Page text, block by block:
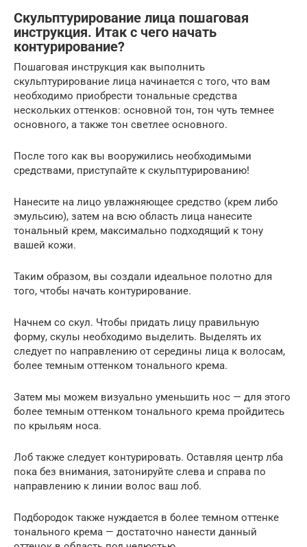
Скульптурирование лица пошаговая
инструкция. Итак с чего начать
контурирование?
Пошаговая инструкция как выполнить
скульптурирование лица начинается с того, что вам
необходимо приобрести тональные средства
нескольких оттенков: основной тон, тон чуть темнее
основного, а также тон светлее основного.
После того как вы вооружились необходимыми
средствами, приступайте к скульптурированию!
Нанесите на лицо увлажняющее средство (крем либо
эмульсию), затем на всю область лица нанесите
тональный крем, максимально подходящий к тону
вашей кожи.
Таким образом, вы создали идеальное полотно для
того, чтобы начать контурирование.
Начнем со скул. Чтобы придать лицу правильную
форму, скулы необходимо выделить. Выделять их
следует по направлению от середины лица к волосам,
более темным оттенком тонального крема.
Затем мы можем визуально уменьшить нос — для этого
более темным оттенком тонального крема пройдитесь
по крыльям носа.
Лоб также следует контурировать. Оставляя центр лба
пока без внимания, затонируйте слева и справа по
направлению к линии волос ваш лоб.
Подбородок также нуждается в более темном оттенке
тонального крема — достаточно нанести данный